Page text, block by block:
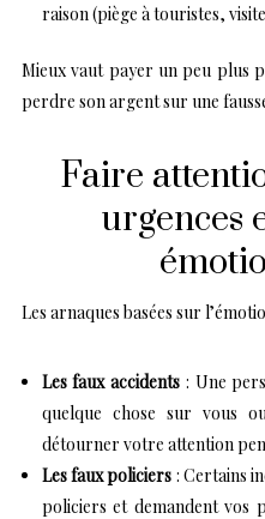
raison (piège à touristes,
Mieux vaut payer un peu plus
perdre son argent sur une
Faire
urgences
Les arnaques basées sur
Les faux accidents : Une
quelque chose sur vous
détourner votre attention
Les faux policiers : Certains
policiers et demandent vos